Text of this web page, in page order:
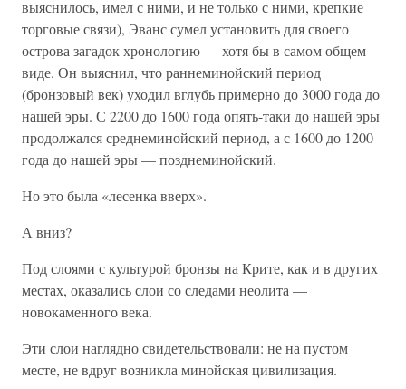
выяснилось, имел с ними, и не только с ними, крепкие
торговые связи), Эванс сумел установить для своего
острова загадок хронологию — хотя бы в самом общем
виде. Он выяснил, что раннеминойский период
(бронзовый век) уходил вглубь примерно до 3000 года до
нашей эры. С 2200 до 1600 года опять-таки до нашей эры
продолжался среднеминойский период, а с 1600 до 1200
года до нашей эры — позднеминойский.
Но это была «лесенка вверх».
А вниз?
Под слоями с культурой бронзы на Крите, как и в других
местах, оказались слои со следами неолита —
новокаменного века.
Эти слои наглядно свидетельствовали: не на пустом
месте, не вдруг возникла минойская цивилизация.